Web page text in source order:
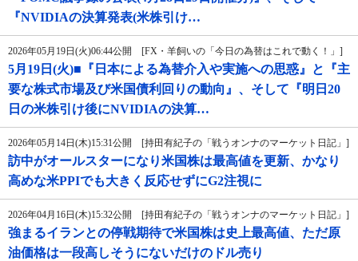
『NVIDIAの決算発表(米株引け…
2026年05月19日(火)06:44公開 [FX・羊飼いの「今日の為替はこれで動く！」]
5月19日(火)■『日本による為替介入や実施への思惑』と『主
要な株式市場及び米国債利回りの動向』、そして『明日20
日の米株引け後にNVIDIAの決算…
2026年05月14日(木)15:31公開 [持田有紀子の「戦うオンナのマーケット日記」]
訪中がオールスターになり米国株は最高値を更新、かなり
高めな米PPIでも大きく反応せずにG2注視に
2026年04月16日(木)15:32公開 [持田有紀子の「戦うオンナのマーケット日記」]
強まるイランとの停戦期待で米国株は史上最高値、ただ原
油価格は一段高しそうにないだけのドル売り